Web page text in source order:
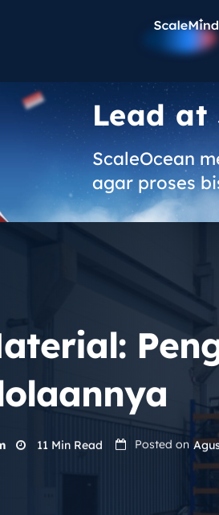
Lead at
ScaleOcean
agar proses
11 Min Read Posted on